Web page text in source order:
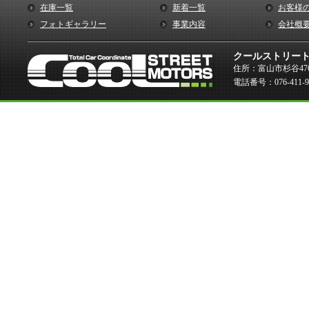
在庫一覧
新着一覧
フォトギャラリー
事業内容
お客様
会社概
クールストリー
住所：富山市杉谷
電話番号：076-